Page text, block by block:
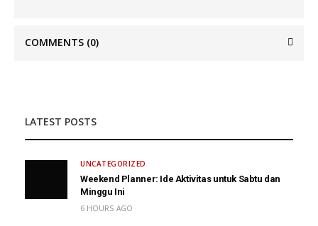
COMMENTS (0)
LATEST POSTS
UNCATEGORIZED
Weekend Planner: Ide Aktivitas untuk Sabtu dan
Minggu Ini
6 HOURS AGO